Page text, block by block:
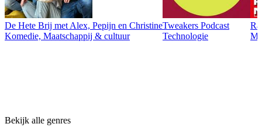
De Hete Brij met Alex, Pepijn en Christine
Komedie, Maatschappij & cultuur
Tweakers Podcast
Technologie
Bekijk alle genres